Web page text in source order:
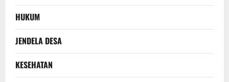
HUKUM
JENDELA DESA
KESEHATAN